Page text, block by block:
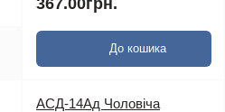
367.00грн.
До кошика
АСД-14Ад Чоловіча